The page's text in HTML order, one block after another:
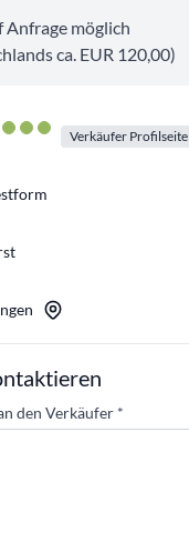
Verkäufer Profilseite
den Verkäufer *
Anfrage möglich
ca. EUR 120,00)